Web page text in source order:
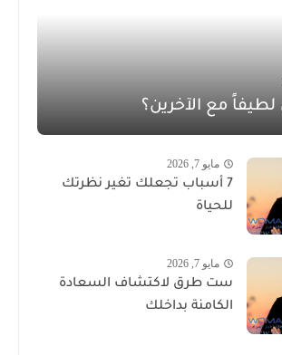
مع الآخرين؟
مايو 7, 2026
7 أسباب تجعلك تغير نظرتك
للحياة
مايو 7, 2026
ست طرق لاكتشاف السعادة
الكامنة بداخلك